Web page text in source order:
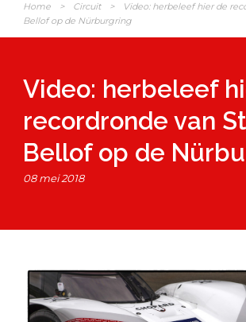
Home > Circuit >
Video: herbeleef hier de
Bellof op de Nürburgring
Video: herbeleef
recordronde van
Bellof op de
08 mei 2018